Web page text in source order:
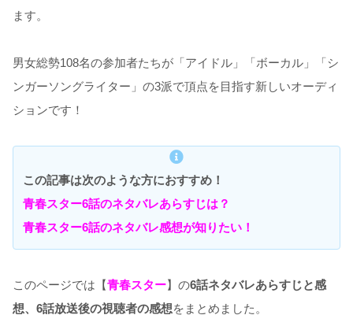
ます。
男女総勢108名の参加者たちが「アイドル」「ボーカル」「シ
ンガーソングライター」の3派で頂点を目指す新しいオーディ
ションです！
この記事は次のような方におすすめ！
青春スター6話のネタバレあらすじは？
青春スター6話のネタバレ感想が知りたい！
このページでは【青春スター】の6話ネタバレあらすじと感
想、6話放送後の視聴者の感想をまとめました。